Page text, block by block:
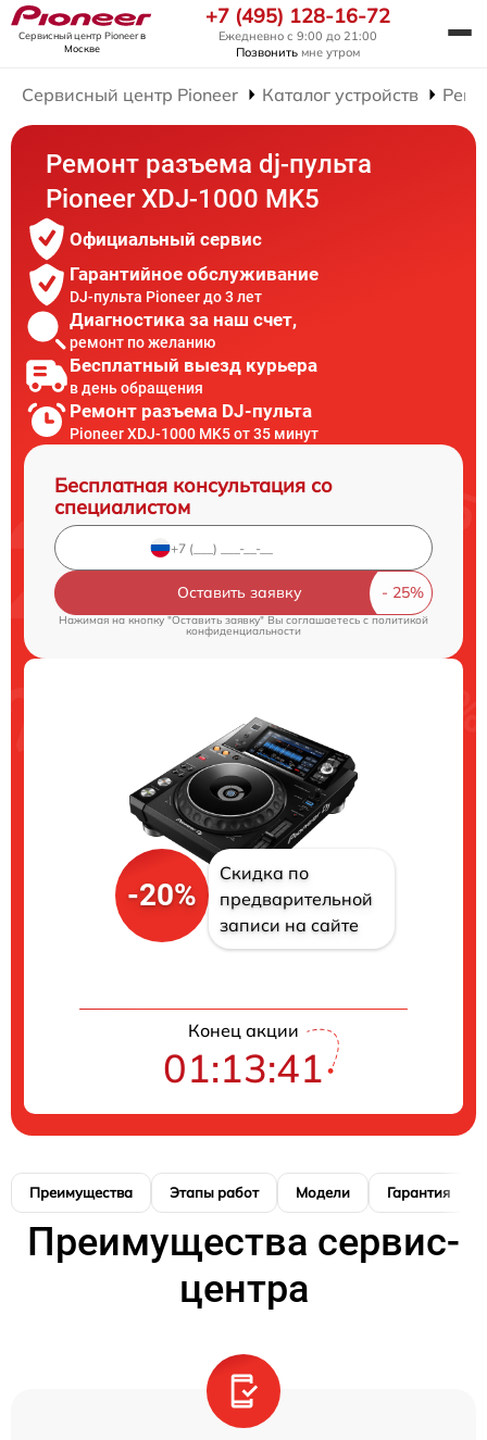
Сервисный центр Pioneerв
Москве
+7 (495) 128-16-72
Ежедневно с 9:00 до 21:00
Позвонить мне утром
Сервисный центр Pioneer Каталог устройств
Ремонт разъема dj-пульта
Pioneer XDJ-1000 MK5
Официальный сервис
Гарантийное обслуживание
DJ-пульта Pioneer до 3 лет
Диагностика за наш счет,
ремонт по желанию
Бесплатный выезд курьера
в день обращения
Ремонт разъема DJ-пульта
Pioneer XDJ-1000 MK5 от 35 минут
Бесплатная консультация со
специалистом
Оставить заявку
Нажимая на кнопку "Оставить заявку" Вы соглашаетесь cполитикой
конфиденциальности
-20%
Скидка по
предварительной
записи на сайте
Конец акции
01:13:40
Преимущества Этапы работ Модели Гарантия
Преимущества сервис-
центра